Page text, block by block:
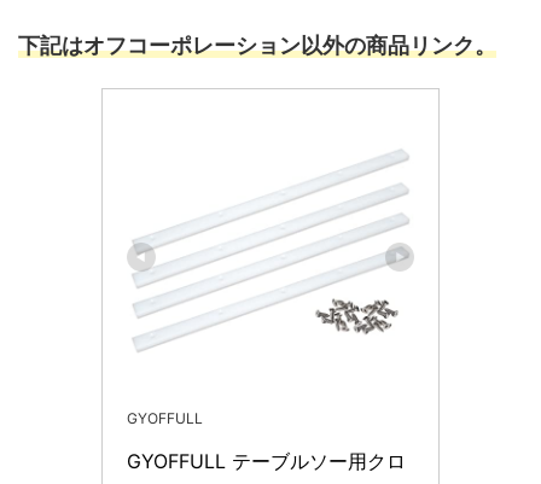
下記はオフコーポレーション以外の商品リンク。
GYOFFULL
GYOFFULL テーブルソー用クロ